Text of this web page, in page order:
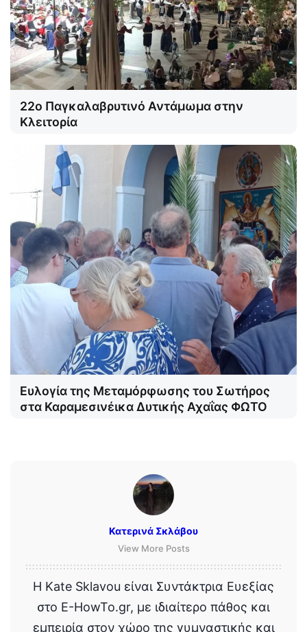
22ο Παγκαλαβρυτινό Αντάμωμα στην
Κλειτορία
Ευλογία της Μεταμόρφωσης του Σωτήρος
στα Καραμεσινέικα Δυτικής Αχαΐας ΦΩΤΟ
Κατερινά Σκλάβου
View More Posts
Η Kate Sklavou είναι Συντάκτρια Ευεξίας
στο E-HowTo.gr, με ιδιαίτερο πάθος και
εμπειρία στον χώρο της γυμναστικής και